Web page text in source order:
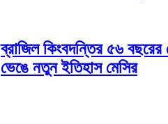
ব্রাজিল কিংবদন্তির ৫৬ বছরের
ভেঙে নতুন ইতিহাস মেসির